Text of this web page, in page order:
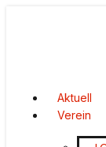
Aktuell
Verein